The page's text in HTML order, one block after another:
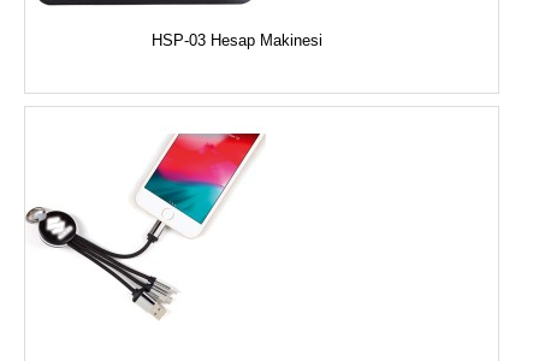
HSP-03 Hesap Makinesi